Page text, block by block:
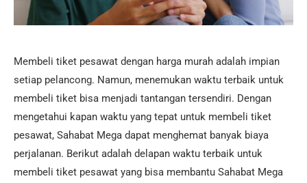
Membeli tiket pesawat dengan harga murah adalah impian
setiap pelancong. Namun, menemukan waktu terbaik untuk
membeli tiket bisa menjadi tantangan tersendiri. Dengan
mengetahui kapan waktu yang tepat untuk membeli tiket
pesawat, Sahabat Mega dapat menghemat banyak biaya
perjalanan. Berikut adalah delapan waktu terbaik untuk
membeli tiket pesawat yang bisa membantu Sahabat Mega